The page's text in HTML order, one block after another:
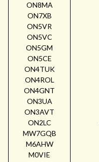
ON8MA
ON7XB
ON5VR
ON5VC
ON5GM
ON5CE
ON4TUK
ON4ROL
ON4GNT
ON3UA
ON3AVT
ON2LC
MW7GQB
M6AHW
M0VIE